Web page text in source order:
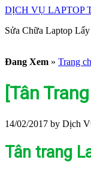
DỊCH VỤ LAPTOP
Sửa Chữa Laptop
Đang Xem » Trang
[Tân
14/02/2017 by Dịch
Tân trang